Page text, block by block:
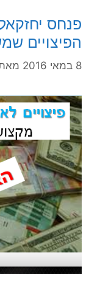
פנחס
הפיצויים
8 במאי 2016